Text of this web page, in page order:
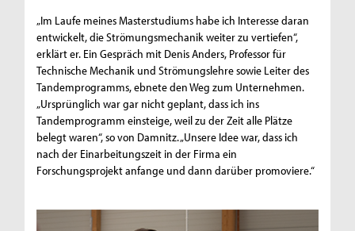
„Im Laufe meines Masterstudiums habe ich Interesse daran
entwickelt, die Strömungsmechanik weiter zu vertiefen“,
erklärt er. Ein Gespräch mit Denis Anders, Professor für
Technische Mechanik und Strömungslehre sowie Leiter des
Tandemprogramms, ebnete den Weg zum Unternehmen.
„Ursprünglich war gar nicht geplant, dass ich ins
Tandemprogramm einsteige, weil zu der Zeit alle Plätze
belegt waren“, so von Damnitz. „Unsere Idee war, dass ich
nach der Einarbeitungszeit in der Firma ein
Forschungsprojekt anfange und dann darüber promoviere.“